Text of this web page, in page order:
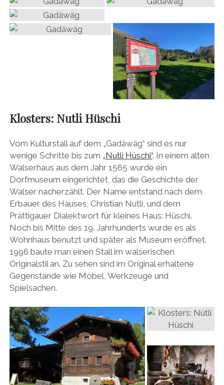
Klosters: Nutli Hüschi
Vom Kulturstall auf dem „Gadäwäg“ sind es nur
wenige Schritte bis zum „Nutli Hüschi“. In einem alten
Walserhaus aus dem Jahr 1565 wurde ein
Dorfmuseum eingerichtet, das die Geschichte der
Walser nacherzählt. Der Name entstand nach dem
Erbauer des Hauses, Christian Nutli, und dem
Prättigauer Dialektwort für kleines Haus: Hüschi.
Noch bis Mitte des 19. Jahrhunderts wurde es als
Wohnhaus benutzt und später als Museum eröffnet.
1996 baute man einen Stall im walserischen
Originalstil an. Zu sehen sind im Original erhaltene
Gegenstände wie Möbel, Werkzeuge und
Spielsachen.